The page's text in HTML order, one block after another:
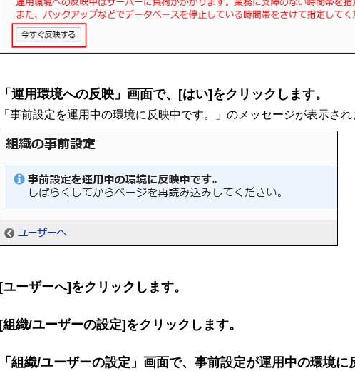
「運用環境への反映」画面で、[はい]をクリックします。
「事前設定を運用中の環境に反映中です。」のメッセージが表示さ
[ユーザーへ]をクリックします。
[組織/ユーザーの設定]をクリックします。
「組織/ユーザーの設定」画面で、事前設定が運用中の環境